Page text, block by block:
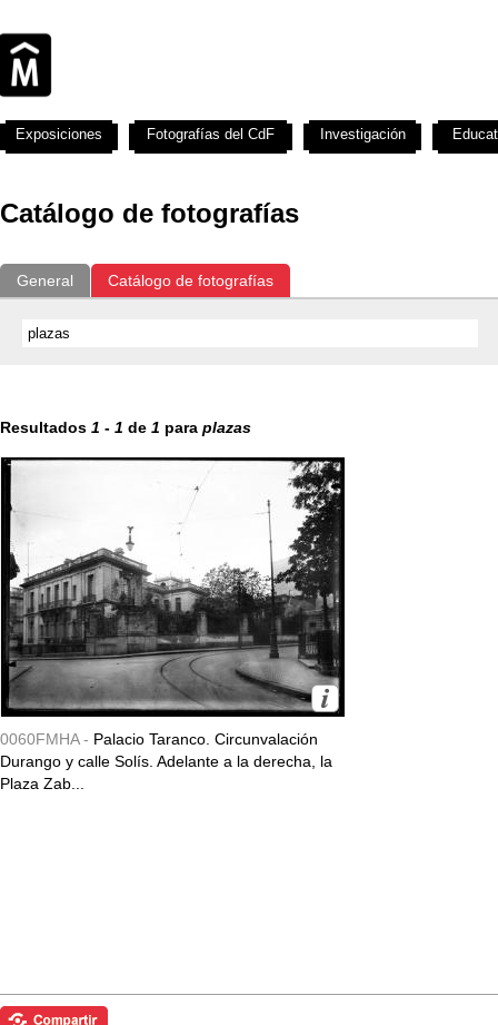
Catálogo de fotografías
General Catálogo de fotografías
Resultados 1 - 1 de 1 para plazas
0060FMHA - Palacio Taranco. Circunvalación
Durango y calle Solís. Adelante a la derecha, la
Plaza Zab...
Exposiciones Fotografías del CdF Investigación